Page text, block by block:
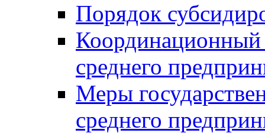
Порядок
Координационный
среднего
Меры
среднего